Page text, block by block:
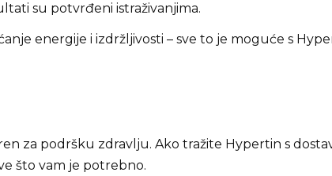
su potvrđeni istraživanjima.
energije i izdržljivosti – sve to je moguće s
za podršku zdravlju. Ako tražite Hypertin s
što vam je potrebno.